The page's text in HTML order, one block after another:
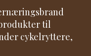
til
cykelryttere,